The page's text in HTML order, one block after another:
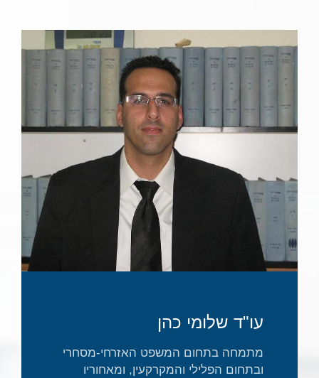
עו"ד שלומי כהן
מתמחה בתחום המשפט האזרחי-מסחרי
ובתחום הפלילי והמקרקעין, ומאחוריו